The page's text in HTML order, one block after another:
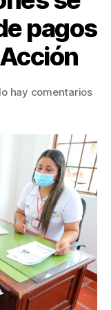
pagos
hay comentariosen
se
de
de